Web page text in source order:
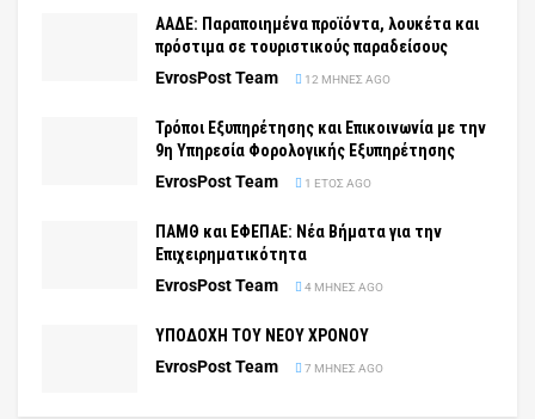
ΑΑΔΕ: Παραποιημένα προϊόντα, λουκέτα και
πρόστιμα σε τουριστικούς παραδείσους
EvrosPost Team
12 ΜΉΝΕΣ AGO
Τρόποι Εξυπηρέτησης και Επικοινωνία με την
9η Υπηρεσία Φορολογικής Εξυπηρέτησης
EvrosPost Team
1 ΈΤΟΣ AGO
ΠΑΜΘ και ΕΦΕΠΑΕ: Νέα Βήματα για την
Επιχειρηματικότητα
EvrosPost Team
4 ΜΉΝΕΣ AGO
ΥΠΟΔΟΧΗ ΤΟΥ ΝΕΟΥ ΧΡΟΝΟΥ
EvrosPost Team
7 ΜΉΝΕΣ AGO